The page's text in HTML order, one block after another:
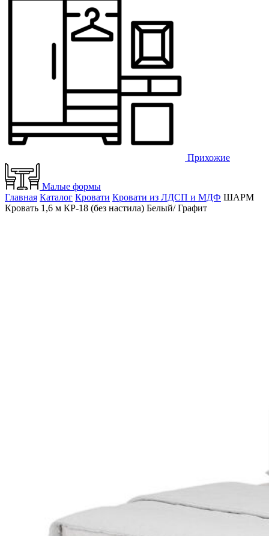
Прихожие
Малые формы
Главная Каталог Кровати Кровати из ЛДСП и МДФ ШАРМ
Кровать 1,6 м КР-18 (без настила) Белый/ Графит